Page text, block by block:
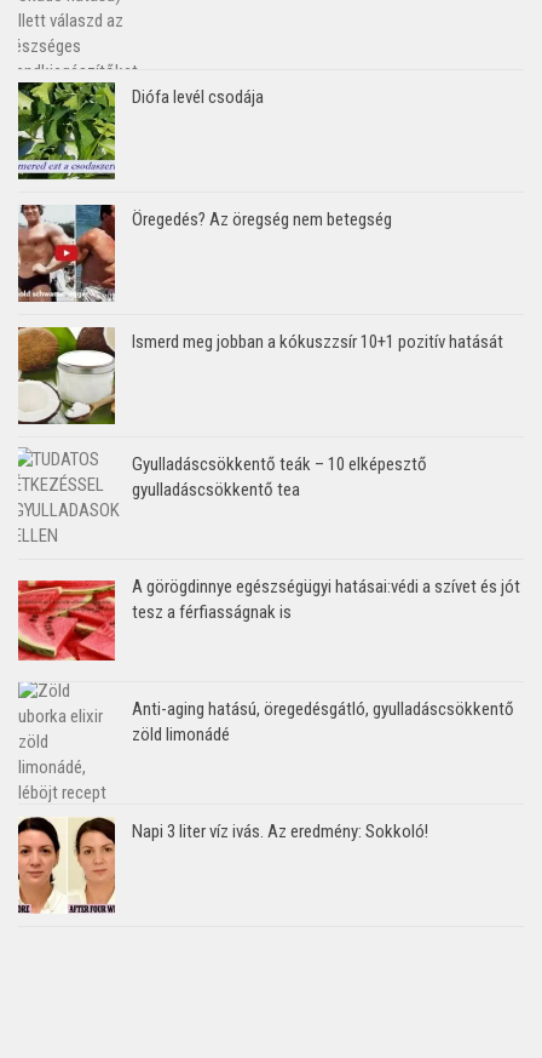
Diófa levél csodája
Öregedés? Az öregség nem betegség
Ismerd meg jobban a kókuszzsír 10+1 pozitív hatását
Gyulladáscsökkentő teák – 10 elképesztő
gyulladáscsökkentő tea
A görögdinnye egészségügyi hatásai:védi a szívet és jót
tesz a férfiasságnak is
Anti-aging hatású, öregedésgátló, gyulladáscsökkentő
zöld limonádé
Napi 3 liter víz ivás. Az eredmény: Sokkoló!